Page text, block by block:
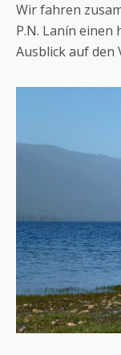
Wir fahren
P.N. Lanín einen
Ausblick auf den